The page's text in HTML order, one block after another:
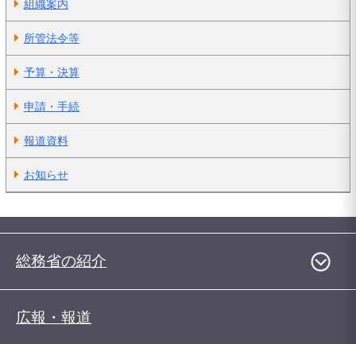
組織案内
所管法令等
予算・決算
申請・手続
報道資料
お知らせ
総務省の紹介
広報・報道